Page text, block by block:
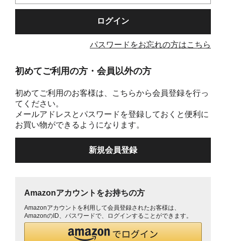
パスワードをお忘れの方はこちら
初めてご利用の方・会員以外の方
初めてご利用のお客様は、こちらから会員登録を行っ
てください。
メールアドレスとパスワードを登録しておくと便利に
お買い物ができるようになります。
Amazonアカウントをお持ちの方
Amazonアカウントを利用して会員登録されたお客様は、
AmazonのID、パスワードで、ログインすることができます。